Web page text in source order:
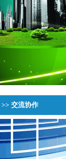
>> 交流协作